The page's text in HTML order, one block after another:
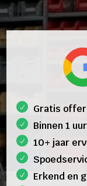
Gratis
Binnen 1
10+ jaar
Erkend en